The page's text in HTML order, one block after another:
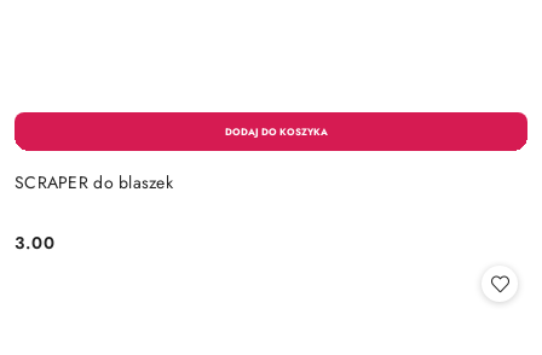
SCRAPER do blaszek
Cena:
3.00